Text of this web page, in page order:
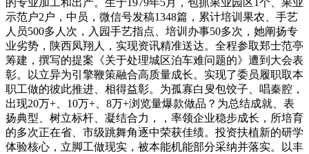
示范户2户，中员，微信号发稿1348篇，累计培训果农、手艺
人员500多人次，入园手艺指点、培训办事50多次，她阐扬专
业劣势，陕西凤翔人，实现资讯精准送达。全程参取郑士范亭
筹建，撰写的提案《关于处理城区泊车难问题的》遭到大会表
彰。以立异为引擎鞭策融合高质量成长。实现了委员履职取本
职工做的彼此推进、相得益彰。为孤寡白叟包饺子、唱秦腔，
出现20万+、10万+、8万+浏览量爆款做品？为总结成就、表
扬典型、树立标杆、凝结合力，，率领企业稳步成长，所培育
的多次正在省、市级跳舞角逐中荣获佳绩。投资扶植新的研学
体验核心，立脚工做现实，被本能机能部分采纳并落实。以丰